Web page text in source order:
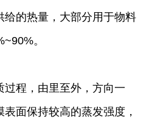
的热量，大部分用于物料
。
程，由里至外，方向一
面保持较高的蒸发强度，